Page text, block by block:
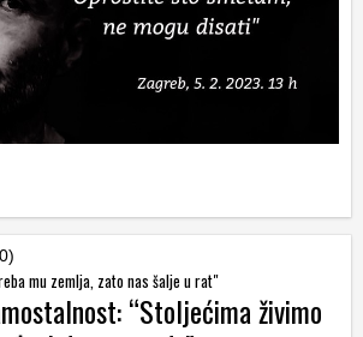
mu zemlja, zato nas šalje u rat"
“Stoljećima živimo